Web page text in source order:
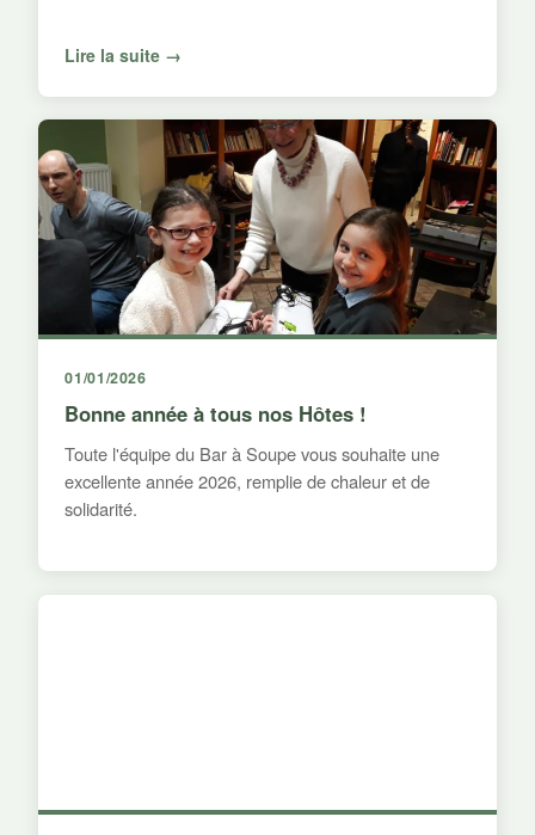
Lire la suite →
01/01/2026
Bonne année à tous nos Hôtes !
Toute l'équipe du Bar à Soupe vous souhaite une
excellente année 2026, remplie de chaleur et de
solidarité.